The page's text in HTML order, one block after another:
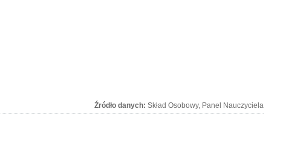
Źródło danych: Skład Osobowy, Panel Nauczyciela